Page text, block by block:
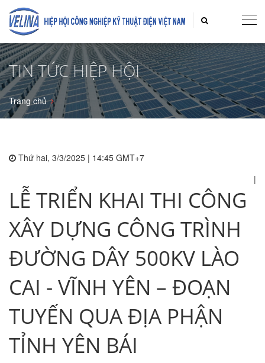
TIN TỨC HIỆP HỘI
Trang chủ
Thứ hai, 3/3/2025 | 14:45 GMT+7
|
LỄ TRIỂN KHAI THI CÔNG
XÂY DỰNG CÔNG TRÌNH
ĐƯỜNG DÂY 500KV LÀO
CAI - VĨNH YÊN – ĐOẠN
TUYẾN QUA ĐỊA PHẬN
TỈNH YÊN BÁI